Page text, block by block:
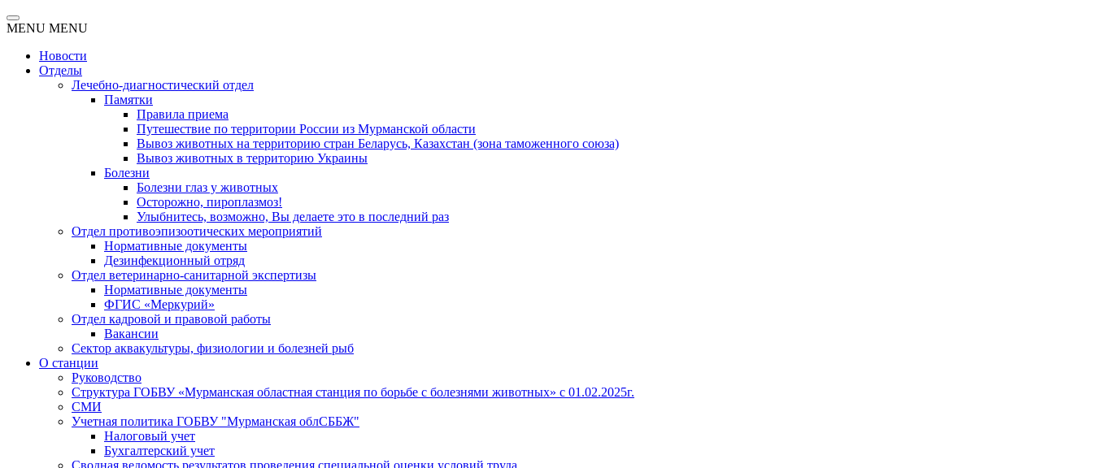
MENU MENU
Новости
Отделы
Лечебно-диагностический отдел
Памятки
Правила приема
Путешествие по территории России из Мурманской области
Вывоз животных на территорию стран Беларусь, Казахстан (зона таможенного союза)
Вывоз животных в территорию Украины
Болезни
Болезни глаз у животных
Осторожно, пироплазмоз!
Улыбнитесь, возможно, Вы делаете это в последний раз
Отдел противоэпизоотических мероприятий
Нормативные документы
Дезинфекционный отряд
Отдел ветеринарно-санитарной экспертизы
Нормативные документы
ФГИС «Меркурий»
Отдел кадровой и правовой работы
Вакансии
Сектор аквакультуры, физиологии и болезней рыб
О станции
Руководство
Структура ГОБВУ «Мурманская областная станция по борьбе с болезнями животных» c 01.02.2025г.
СМИ
Учетная политика ГОБВУ "Мурманская облСББЖ"
Налоговый учет
Бухгалтерский учет
Сводная ведомость результатов проведения специальной оценки условий труда